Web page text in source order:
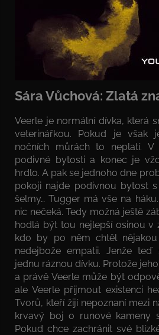
Sára Vůchová: Zlatá
Veerle je normální dívka, která
veterinářkou. Pokud je však
nočních můrách to neplatí.
podivné bytosti a konec je
hrdlo. A pak se jednoho dne
pokoji najde podivnou bytost
šelmy… Tugger má vše na
nic nečeká. Tedy možná ještě
hodlá být tou nejlepší osinou v
kdo by po něm chtěl
nedejbože empatii. Jenže
jednu ráznou dívku. Protože
a právě Veerle může být
ale Veerle přijmout existenci
Tvorů, kteří žijí nepoznaní mezi
krvavý boj o runové kameny
Pokud chce zachránit své